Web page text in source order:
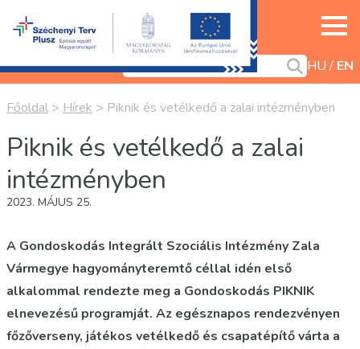
HU EN
Főoldal > Hírek > Piknik és vetélkedő a zalai intézményben
Piknik és vetélkedő a zalai
intézményben
2023. MÁJUS 25.
A Gondoskodás Integrált Szociális Intézmény Zala
Vármegye hagyományteremtő céllal idén első
alkalommal rendezte meg a Gondoskodás PIKNIK
elnevezésű programját. Az egésznapos rendezvényen
főzőverseny, játékos vetélkedő és csapatépítő várta a